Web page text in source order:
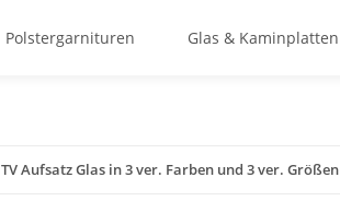
Polstergarnituren Glas & Kaminplatten
TV Aufsatz Glas in 3 ver. Farben und 3 ver. Größen